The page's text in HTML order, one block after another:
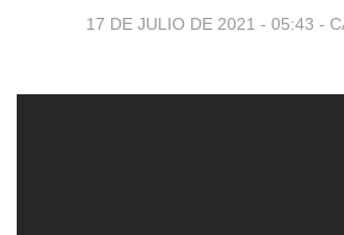
17 DE JULIO DE 2021 - 05:43 -